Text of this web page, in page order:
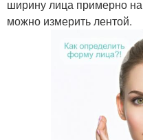
ширину лица примерно
можно измерить лентой.